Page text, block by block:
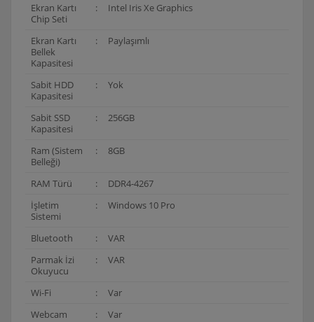
Ekran Kartı
Chip Seti
: Intel Iris Xe Graphics
Ekran Kartı
Bellek
Kapasitesi
: Paylaşımlı
Sabit HDD
Kapasitesi
: Yok
Sabit SSD
Kapasitesi
: 256GB
Ram (Sistem
Belleği)
: 8GB
RAM Türü :
DDR4-4267
İşletim
Sistemi
: Windows 10 Pro
Bluetooth :
VAR
Parmak İzi
Okuyucu
: VAR
Wi-Fi :
Var
Webcam
:
Var